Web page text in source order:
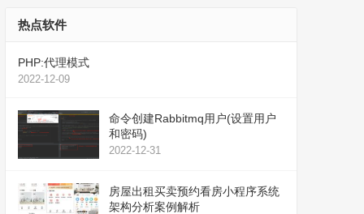
热点软件
PHP:代理模式
2022-12-09
命令创建Rabbitmq用户(设置用户
和密码)
2022-12-31
房屋出租买卖预约看房小程序系统
架构分析案例解析